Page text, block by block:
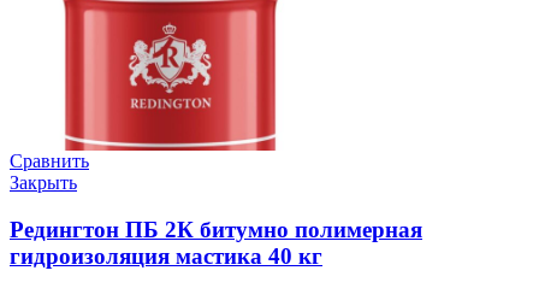
Сравнить
Закрыть
Редингтон ПБ 2К битумно полимерная
гидроизоляция мастика 40 кг